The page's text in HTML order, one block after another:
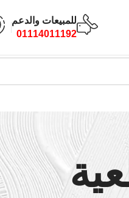
للمبيعات والدعم
01114011192